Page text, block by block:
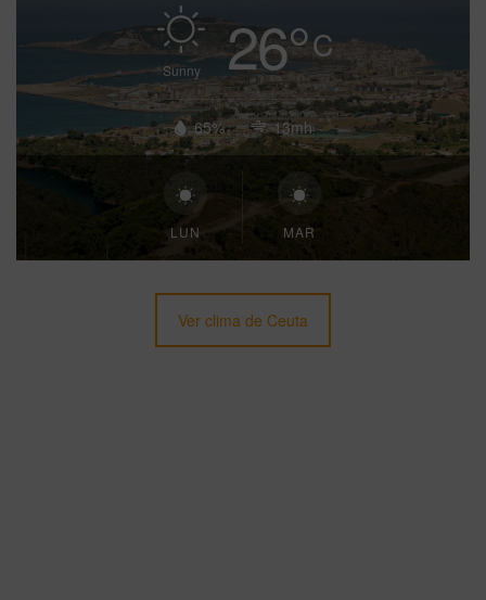
Sunny 26°C
65% 13mh
LUN MAR
Ver clima de Ceuta